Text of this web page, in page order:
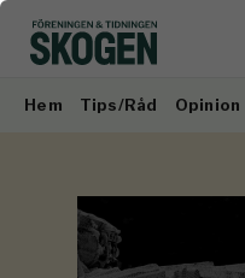
Hem Tips/Råd Opinion